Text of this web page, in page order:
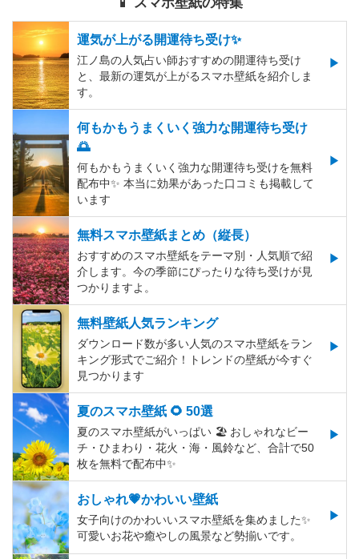
運気が上がる開運待ち受け✨
江ノ島の人気占い師おすすめの開運待ち受け
と、最新の運気が上がるスマホ壁紙を紹介しま
す。
何もかもうまくいく強力な開運待ち受け
🌅
何もかもうまくいく強力な開運待ち受けを無料
配布中✨️ 本当に効果があった口コミも掲載して
います
無料スマホ壁紙まとめ（縦長）
おすすめのスマホ壁紙をテーマ別・人気順で紹
介します。今の季節にぴったりな待ち受けが見
つかりますよ。
無料壁紙人気ランキング
ダウンロード数が多い人気のスマホ壁紙をラン
キング形式でご紹介！トレンドの壁紙が今すぐ
見つかります
夏のスマホ壁紙 🌻 50選
夏のスマホ壁紙がいっぱい 🏖 おしゃれなビー
チ・ひまわり・花火・海・風鈴など、合計で50
枚を無料で配布中✨
おしゃれ💗かわいい壁紙
女子向けのかわいいスマホ壁紙を集めました✨
可愛いお花や癒やしの風景など勢揃いです。